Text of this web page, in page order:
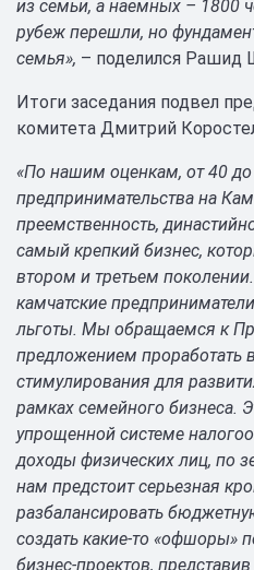
из семьи, а наемных – 1800
рубеж перешли, но
семья», – поделился Рашид
Итоги заседания подвел
комитета Дмитрий
«По нашим оценкам, от 40 до
предпринимательства на
преемственность,
самый крепкий бизнес,
втором и третьем
камчатские
льготы. Мы обращаемся к
предложением проработать
стимулирования для
рамках семейного бизнеса.
упрощенной системе
доходы физических лиц, по
нам предстоит серьезная
разбалансировать
создать какие-то «офшоры»
бизнес-проектов,